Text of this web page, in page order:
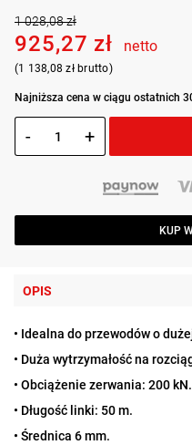
1 028,08 zł
925,27 zł netto
(1 138,08 zł brutto)
Najniższa cena w ciągu ostatnich
- +
KUP
OPIS
• Idealna do przewodów o
• Duża wytrzymałość na
• Obciążenie zerwania: 200 kN.
• Długość linki: 50 m.
• Średnica 6 mm.